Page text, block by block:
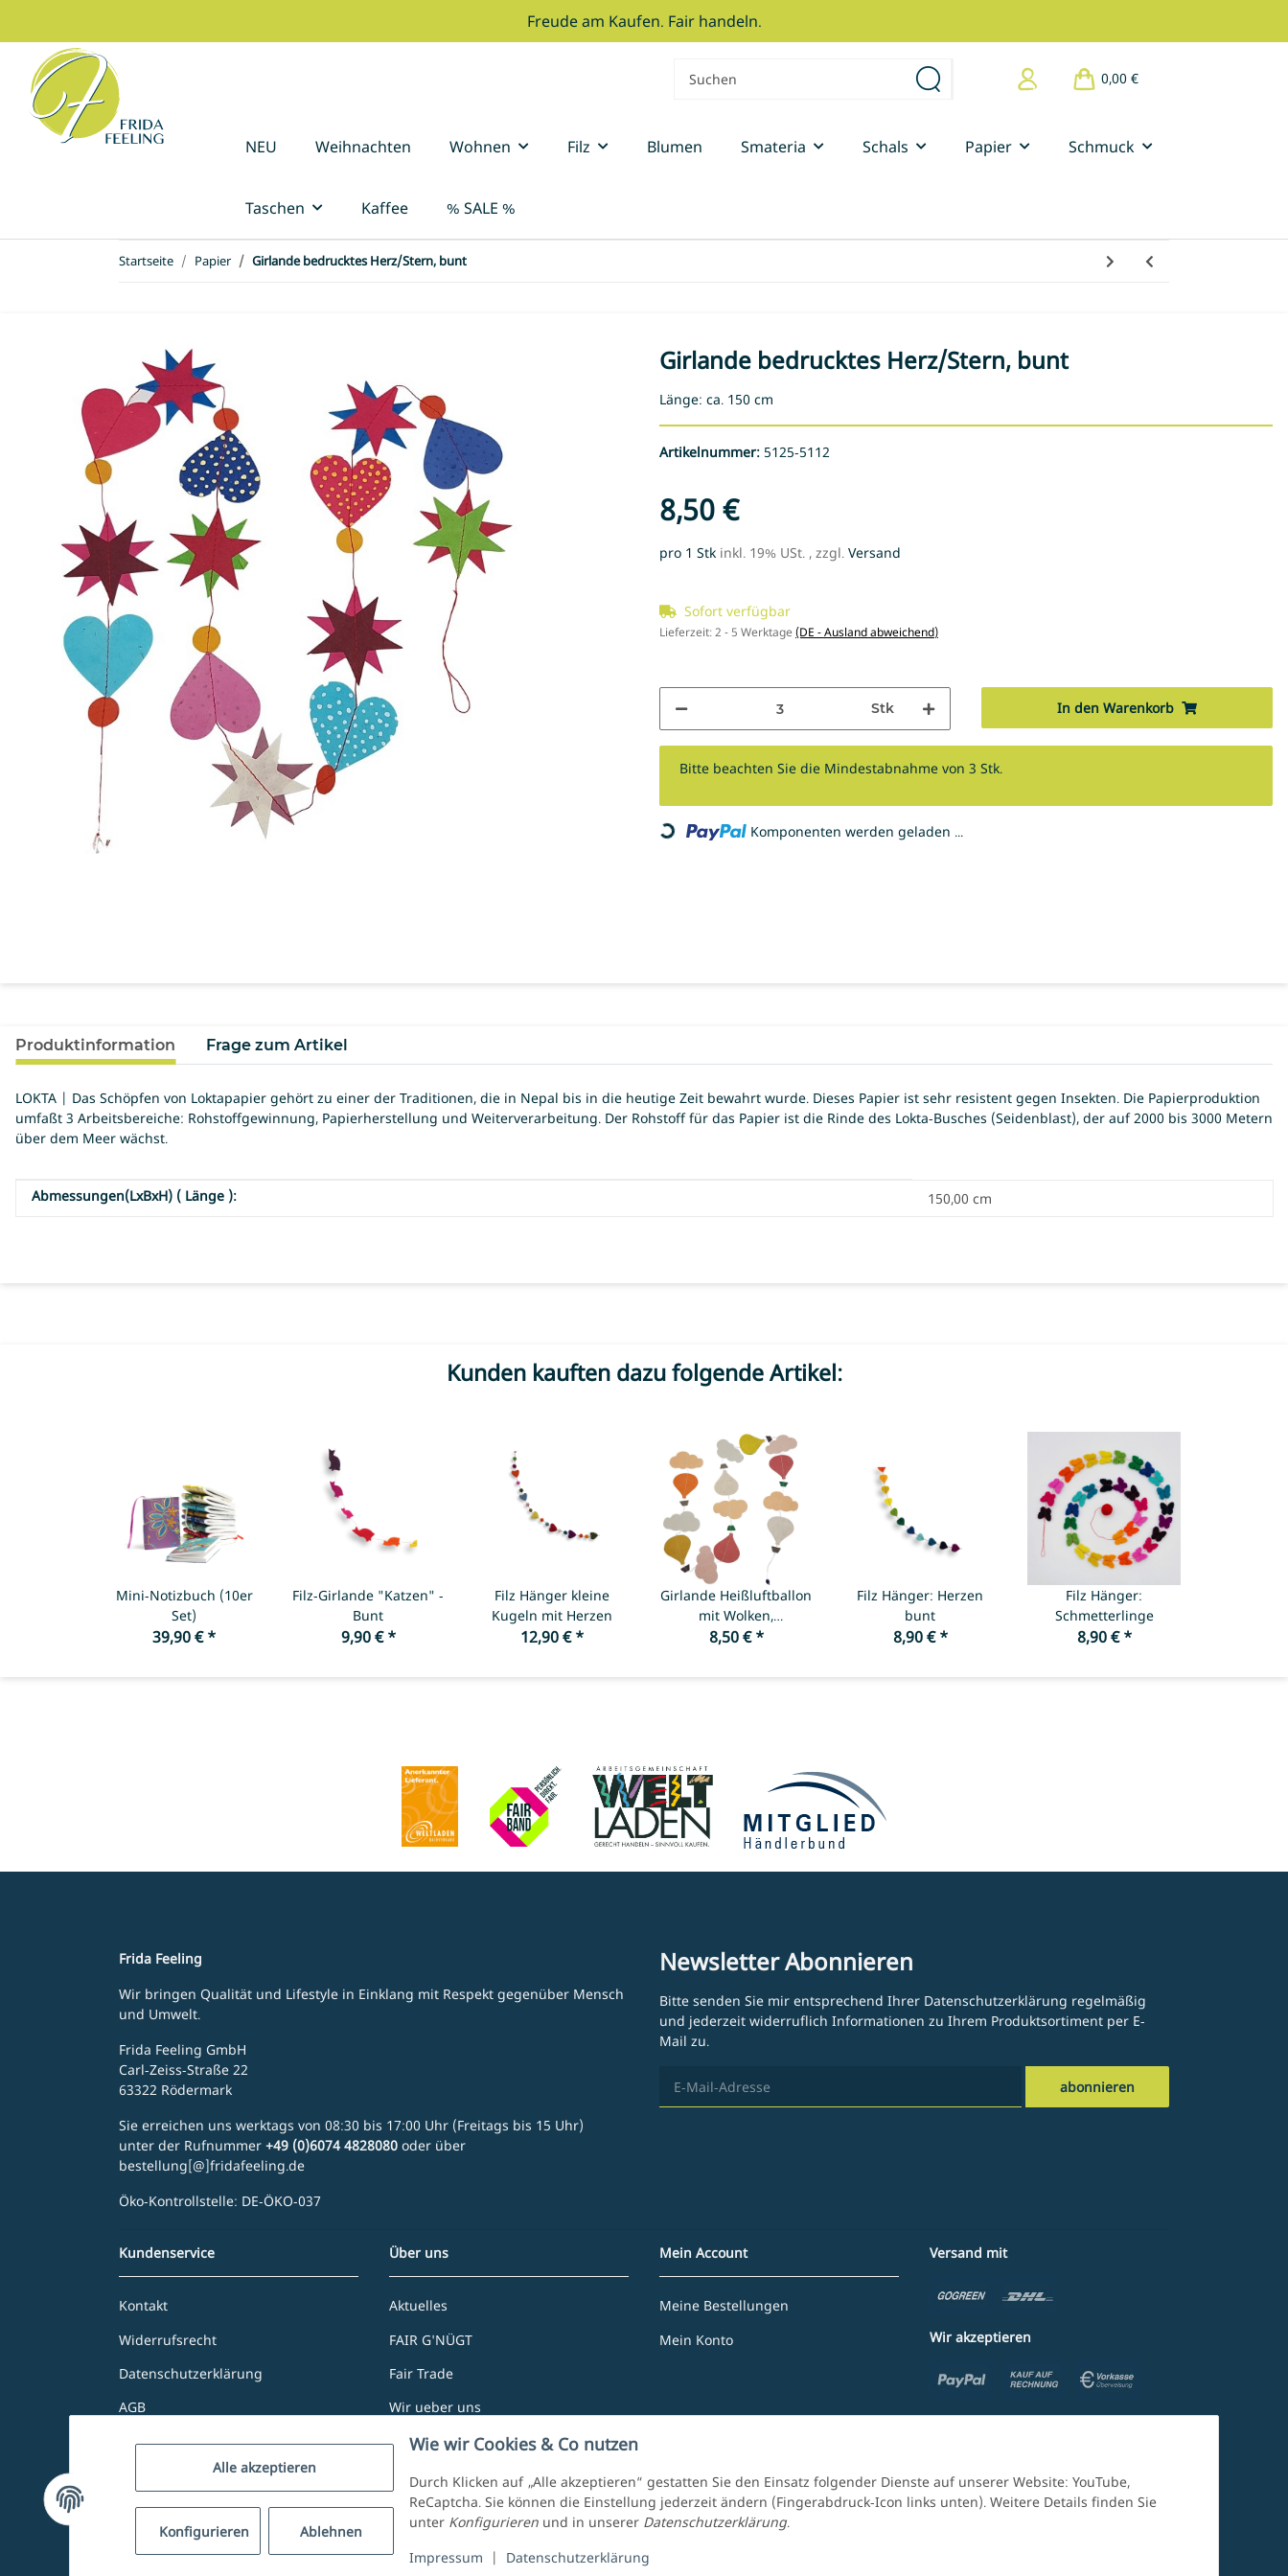
Alle akzeptieren
Konfigurieren Ablehnen
Wie wir Cookies & Co nutzen
Durch Klicken auf „Alle akzeptieren“ gestatten Sie den Einsatz folgender Dienste auf unserer Website: YouTube,
ReCaptcha. Sie können die Einstellung jederzeit ändern (Fingerabdruck-Icon links unten). Weitere Details finden Sie
unter Konfigurieren und in unserer Datenschutzerklärung.
Impressum
| Datenschutzerklärung
Freude am Kaufen. Fair handeln.
0,00 €
NEU Weihnachten Wohnen Filz Blumen Smateria Schals Papier Schmuck
Taschen Kaffee % SALE %
Startseite Papier Girlande bedrucktes Herz/Stern, bunt
Girlande bedrucktes Herz/Stern, bunt
Länge: ca. 150 cm
Artikelnummer: 5125-5112
8,50 €
pro 1 Stk inkl. 19% USt. , zzgl. Versand
Sofort verfügbar
Lieferzeit:2 - 5 Werktage (DE - Ausland abweichend)
Stk In den Warenkorb
x
Bitte beachten Sie die Mindestabnahme von 3 Stk.
Loading... Komponenten werden geladen ...
Produktinformation Frage zum Artikel
LOKTA | Das Schöpfen von Loktapapier gehört zu einer der Traditionen, die in Nepal bis in die heutige Zeit bewahrt wurde. Dieses Papier ist sehr resistent gegen Insekten. Die Papierproduktion
umfaßt 3 Arbeitsbereiche: Rohstoffgewinnung, Papierherstellung und Weiterverarbeitung. Der Rohstoff für das Papier ist die Rinde des Lokta-Busches (Seidenblast), der auf 2000 bis 3000 Metern
über dem Meer wächst.
Produkteigenschaft
Wert
Abmessungen(LxBxH) ( Länge ): 150,00 cm
Kunden kauften dazu folgende Artikel:
Mini-Notizbuch (10er
Set)
39,90 €*
Filz-Girlande "Katzen" -
Bunt
9,90 €*
Filz Hänger kleine
Kugeln mit Herzen
12,90 €*
Girlande Heißluftballon
mit Wolken,
orange/gelb
8,50 €*
Filz Hänger: Herzen
bunt
8,90 €*
Filz Hänger:
Schmetterlinge
8,90 €*
Frida Feeling
Wir bringen Qualität und Lifestyle in Einklang mit Respekt gegenüber Mensch
und Umwelt.
Frida Feeling GmbH
Carl-Zeiss-Straße 22
63322 Rödermark
Sie erreichen uns werktags von 08:30 bis 17:00 Uhr (Freitags bis 15 Uhr)
unter der Rufnummer +49 (0)6074 4828080 oder über
bestellung[@]fridafeeling.de
Öko-Kontrollstelle: DE-ÖKO-037
Newsletter Abonnieren
Bitte senden Sie mir entsprechend Ihrer Datenschutzerklärung regelmäßig
und jederzeit widerruflich Informationen zu Ihrem Produktsortiment per E-
Mail zu.
abonnieren
Kundenservice
Kontakt
Widerrufsrecht
Datenschutzerklärung
AGB
Zahlung und Versand
Über uns
Aktuelles
FAIR G'NÜGT
Fair Trade
Wir ueber uns
Unsere Partner
Mein Account
Meine Bestellungen
Mein Konto
Versand mit
Wir akzeptieren
Vertrag widerrufen